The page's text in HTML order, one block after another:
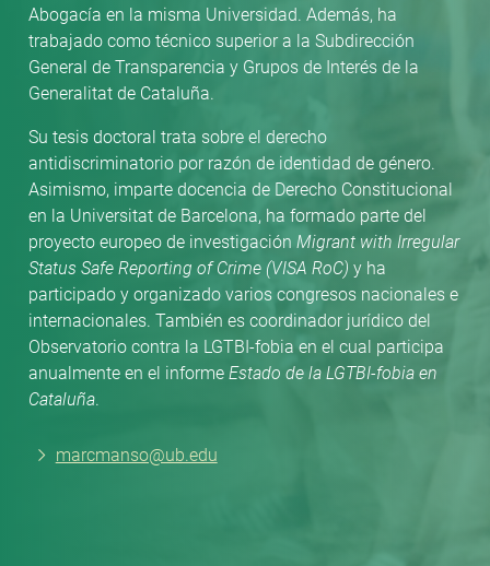
Abogacía en la misma Universidad. Además, ha
trabajado como técnico superior a la Subdirección
General de Transparencia y Grupos de Interés de la
Generalitat de Cataluña.
Su tesis doctoral trata sobre el derecho
antidiscriminatorio por razón de identidad de género.
Asimismo, imparte docencia de Derecho Constitucional
en la Universitat de Barcelona, ha formado parte del
proyecto europeo de investigaciónMigrant with Irregular
Status Safe Reporting of Crime (VISA RoC) y ha
participado y organizado varios congresos nacionales e
internacionales. También es coordinador jurídico del
Observatorio contra la LGTBI-fobia en el cual participa
anualmente en el informeEstado de la LGTBI-fobia en
Cataluña.
marcmanso@ub.edu